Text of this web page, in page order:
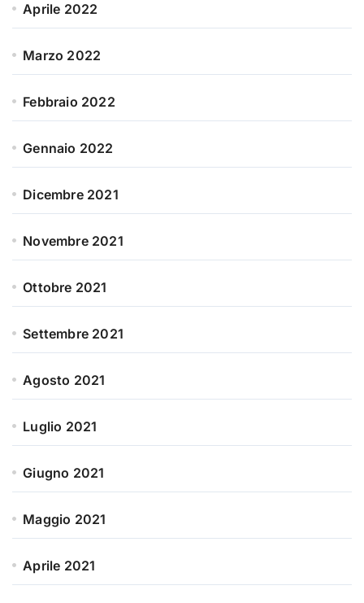
Aprile 2022
Marzo 2022
Febbraio 2022
Gennaio 2022
Dicembre 2021
Novembre 2021
Ottobre 2021
Settembre 2021
Agosto 2021
Luglio 2021
Giugno 2021
Maggio 2021
Aprile 2021